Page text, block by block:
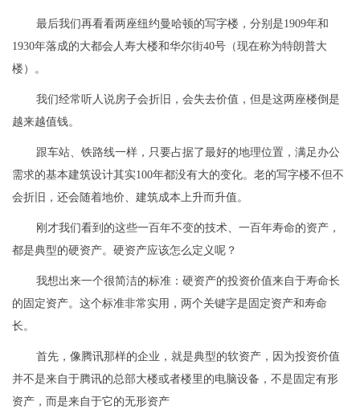
最后我们再看看两座纽约曼哈顿的写字楼，分别是1909年和
1930年落成的大都会人寿大楼和华尔街40号（现在称为特朗普大
楼）。
我们经常听人说房子会折旧，会失去价值，但是这两座楼倒是
越来越值钱。
跟车站、铁路线一样，只要占据了最好的地理位置，满足办公
需求的基本建筑设计其实100年都没有大的变化。老的写字楼不但不
会折旧，还会随着地价、建筑成本上升而升值。
刚才我们看到的这些一百年不变的技术、一百年寿命的资产，
都是典型的硬资产。硬资产应该怎么定义呢？
我想出来一个很简洁的标准：硬资产的投资价值来自于寿命长
的固定资产。这个标准非常实用，两个关键字是固定资产和寿命
长。
首先，像腾讯那样的企业，就是典型的软资产，因为投资价值
并不是来自于腾讯的总部大楼或者楼里的电脑设备，不是固定有形
资产，而是来自于它的无形资产